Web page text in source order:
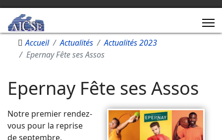
Accueil Actualités
Actualités 2023
Epernay Fête ses Assos
Epernay Fête ses Assos
Notre premier rendez-
vous pour la reprise
de septembre,